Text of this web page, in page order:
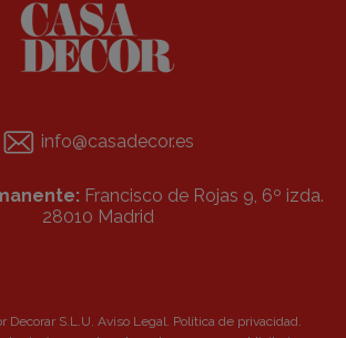
info@casadecor.es
Francisco de Rojas 9, 6º izda.
28010 Madrid
Decorar S.L.U. Aviso Legal. Política de privacidad.